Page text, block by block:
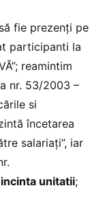
fie prezenţi pe
participanti la
reamintim
nr. 53/2003 –
si
încetarea
salariaţi”, iar
unitatii;